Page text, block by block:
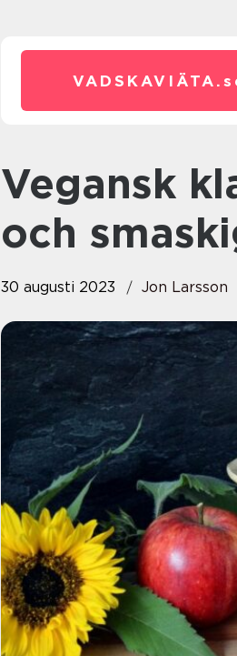
VADSKAVIÄTA.
Vegansk kladdkaka – en läcker
och
30 augusti 2023 Jon Larsson